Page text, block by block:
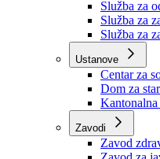
Organizacije
Službe
Služba za
Služba za
Služba za
Ustanove
Centar za
Dom za